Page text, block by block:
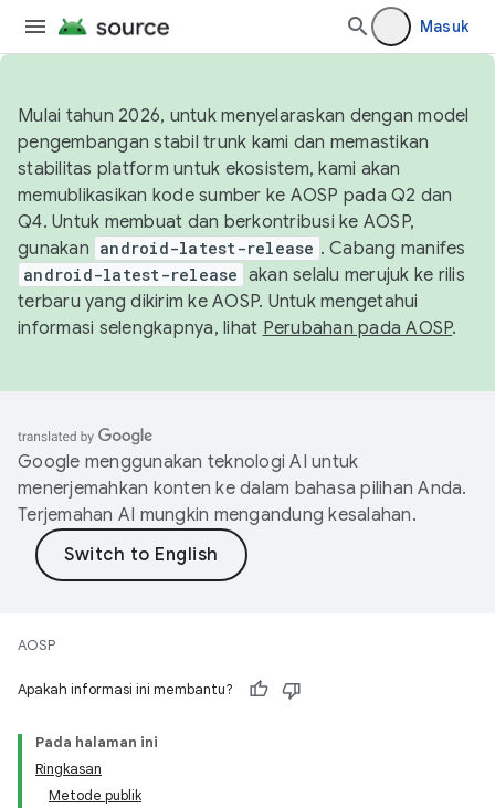
Masuk
Mulai tahun 2026, untuk menyelaraskan dengan model
pengembangan stabil trunk kami dan memastikan
stabilitas platform untuk ekosistem, kami akan
memublikasikan kode sumber ke AOSP pada Q2 dan
Q4. Untuk membuat dan berkontribusi ke AOSP,
gunakan android-latest-release . Cabang manifes
android-latest-release akan selalu merujuk ke rilis
terbaru yang dikirim ke AOSP. Untuk mengetahui
informasi selengkapnya, lihat Perubahan pada AOSP.
Google menggunakan teknologi AI untuk
menerjemahkan konten ke dalam bahasa pilihan Anda.
Terjemahan AI mungkin mengandung kesalahan.
AOSP
Apakah informasi ini membantu?
Pada halaman ini
Ringkasan
Metode publik